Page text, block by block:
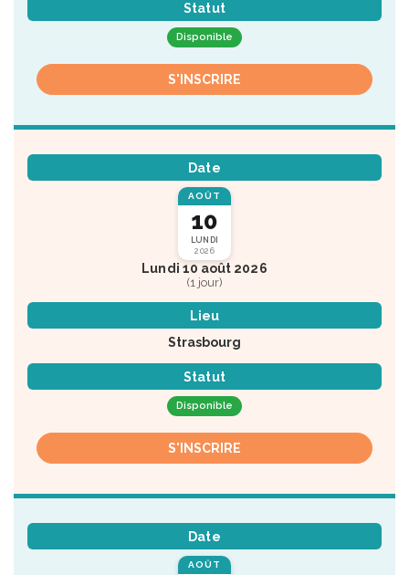
Statut
Disponible
S'INSCRIRE
Date
AOÛT
10
LUNDI
2026
Lundi 10 août 2026
(1 jour)
Lieu
Strasbourg
Statut
Disponible
S'INSCRIRE
Date
AOÛT